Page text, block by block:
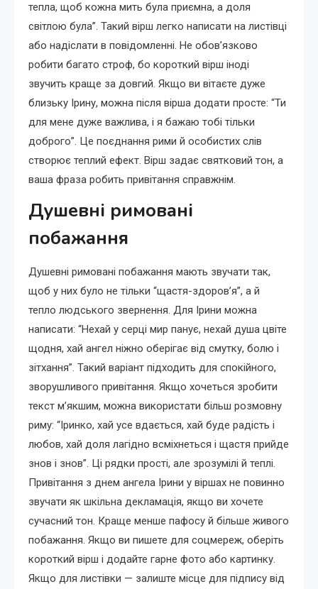
тепла, щоб кожна мить була приємна, а доля
світлою була”. Такий вірш легко написати на листівці
або надіслати в повідомленні. Не обов’язково
робити багато строф, бо короткий вірш іноді
звучить краще за довгий. Якщо ви вітаєте дуже
близьку Ірину, можна після вірша додати просте: “Ти
для мене дуже важлива, і я бажаю тобі тільки
доброго”. Це поєднання рими й особистих слів
створює теплий ефект. Вірш задає святковий тон, а
ваша фраза робить привітання справжнім.
Душевні римовані
побажання
Душевні римовані побажання мають звучати так,
щоб у них було не тільки “щастя-здоров’я”, а й
тепло людського звернення. Для Ірини можна
написати: “Нехай у серці мир панує, нехай душа цвіте
щодня, хай ангел ніжно оберігає від смутку, болю і
зітхання”. Такий варіант підходить для спокійного,
зворушливого привітання. Якщо хочеться зробити
текст м’якшим, можна використати більш розмовну
риму: “Іринко, хай усе вдається, хай буде радість і
любов, хай доля лагідно всміхнеться і щастя прийде
знов і знов”. Ці рядки прості, але зрозумілі й теплі.
Привітання з днем ангела Ірини у віршах не повинно
звучати як шкільна декламація, якщо ви хочете
сучасний тон. Краще менше пафосу й більше живого
побажання. Якщо ви пишете для соцмереж, оберіть
короткий вірш і додайте гарне фото або картинку.
Якщо для листівки — залиште місце для підпису від